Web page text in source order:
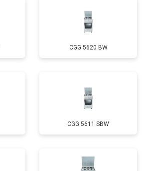
CGG 5620 BW
CGG 5611 SBW